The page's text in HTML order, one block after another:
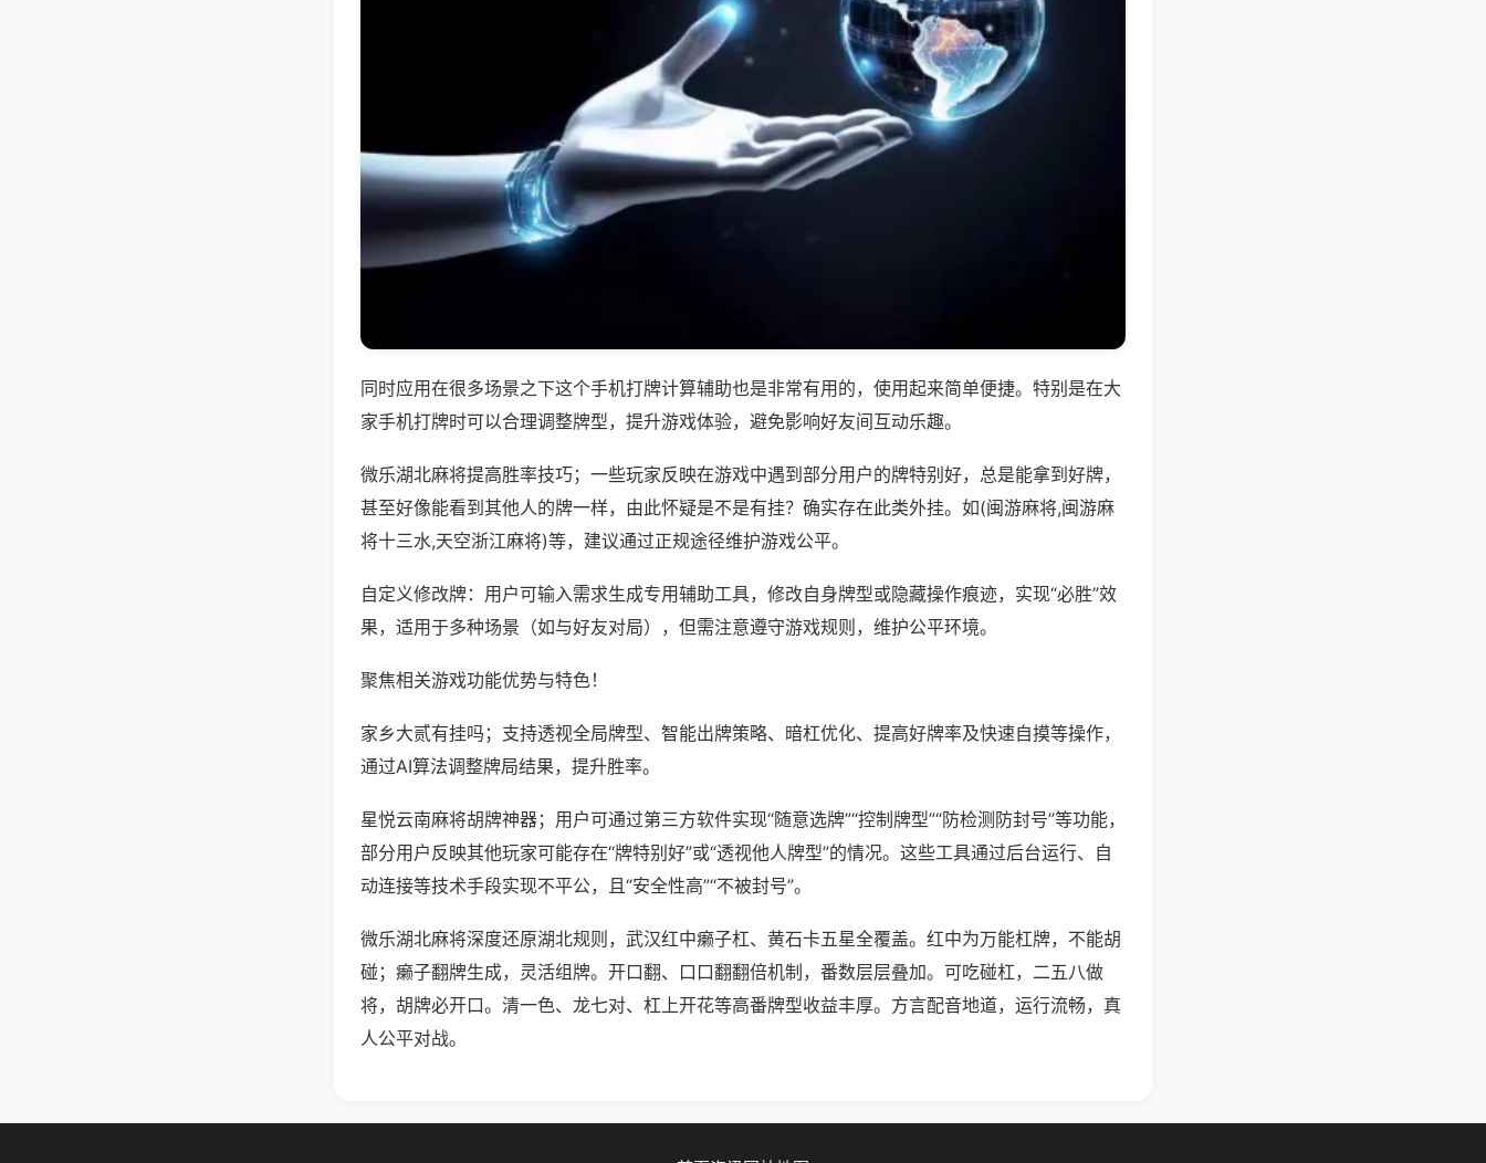
同时应用在很多场景之下这个手机打牌计算辅助也是非常有用的，使用起来简单便捷。特别是在大
家手机打牌时可以合理调整牌型，提升游戏体验，避免影响好友间互动乐趣。
微乐湖北麻将提高胜率技巧；一些玩家反映在游戏中遇到部分用户的牌特别好，总是能拿到好牌，
甚至好像能看到其他人的牌一样，由此怀疑是不是有挂？确实存在此类外挂。如(闽游麻将,闽游麻
将十三水,天空浙江麻将)等，建议通过正规途径维护游戏公平。
自定义修改牌：用户可输入需求生成专用辅助工具，修改自身牌型或隐藏操作痕迹，实现“必胜”效
果，适用于多种场景（如与好友对局），但需注意遵守游戏规则，维护公平环境。
聚焦相关游戏功能优势与特色！
家乡大贰有挂吗；支持透视全局牌型、智能出牌策略、暗杠优化、提高好牌率及快速自摸等操作，
通过AI算法调整牌局结果，提升胜率。
星悦云南麻将胡牌神器；用户可通过第三方软件实现“随意选牌”“控制牌型”“防检测防封号”等功能，
部分用户反映其他玩家可能存在“牌特别好”或“透视他人牌型”的情况。这些工具通过后台运行、自
动连接等技术手段实现不平公，且“安全性高”“不被封号”。
微乐湖北麻将深度还原湖北规则，武汉红中癞子杠、黄石卡五星全覆盖。红中为万能杠牌，不能胡
碰；癞子翻牌生成，灵活组牌。开口翻、口口翻翻倍机制，番数层层叠加。可吃碰杠，二五八做
将，胡牌必开口。清一色、龙七对、杠上开花等高番牌型收益丰厚。方言配音地道，运行流畅，真
人公平对战。